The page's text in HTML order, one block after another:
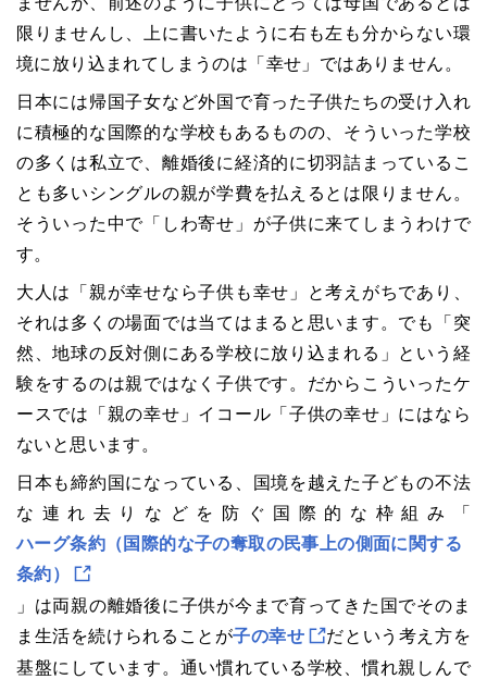
限りませんし、上に書いたように右も左も分からない環
境に放り込まれてしまうのは「幸せ」ではありません。
日本には帰国子女など外国で育った子供たちの受け入れ
に積極的な国際的な学校もあるものの、そういった学校
の多くは私立で、離婚後に経済的に切羽詰まっているこ
とも多いシングルの親が学費を払えるとは限りません。
そういった中で「しわ寄せ」が子供に来てしまうわけで
す。
大人は「親が幸せなら子供も幸せ」と考えがちであり、
それは多くの場面では当てはまると思います。でも「突
然、地球の反対側にある学校に放り込まれる」という経
験をするのは親ではなく子供です。だからこういったケ
ースでは「親の幸せ」イコール「子供の幸せ」にはなら
ないと思います。
日本も締約国になっている、国境を越えた子どもの不法
な連れ去りなどを防ぐ国際的な枠組み「
ハーグ条約（国際的な子の奪取の民事上の側面に関する
条約）
」は両親の離婚後に子供が今まで育ってきた国でそのま
ま生活を続けられることが子の幸せ
だという考え方を
基盤にしています。通い慣れている学校、慣れ親しんで